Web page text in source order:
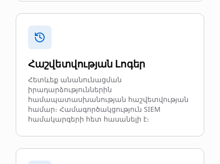
Հաշվետվության Լոգեր
Հետևեք անանունացման
իրադարձություններին
համապատասխանության հաշվետվության
համար։ Համագործակցություն SIEM
համակարգերի հետ հասանելի է։